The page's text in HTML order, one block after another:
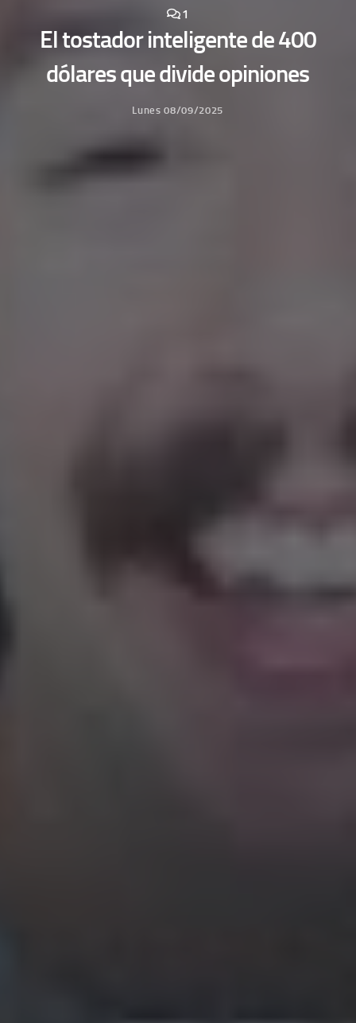
1
El tostador inteligente de 400
dólares que divide opiniones
Lunes 08/09/2025